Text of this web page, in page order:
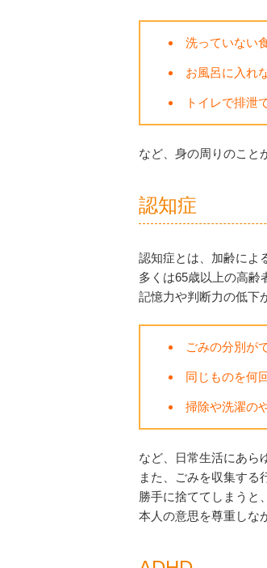
洗っていない
お風呂に入れ
トイレで排泄
など、身の周りのこと
認知症
認知症とは、加齢によ
多くは65歳以上の高齢
記憶力や判断力の低下
ごみの分別が
同じものを何
掃除や洗濯の
など、日常生活にあら
また、ごみを収集する
勝手に捨ててしまうと
本人の意思を尊重しな